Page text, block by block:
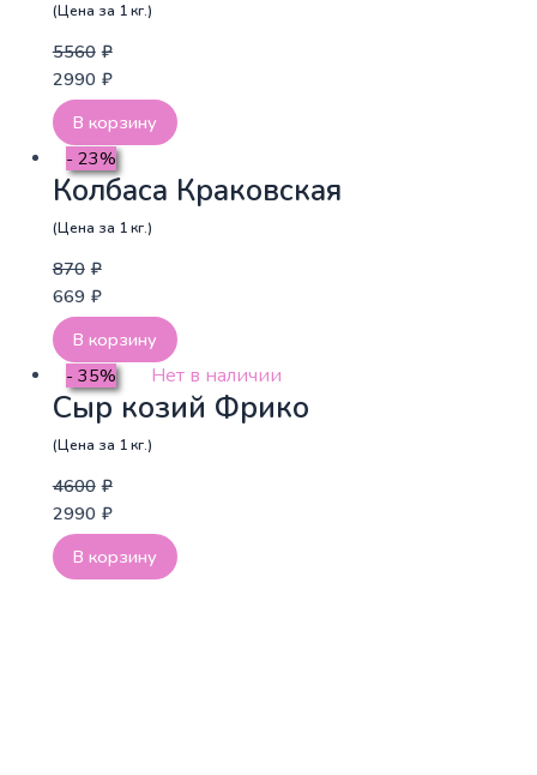
(Цена за 1 кг.)
5560 ₽
2990 ₽
В корзину
- 23%
Колбаса Краковская
(Цена за 1 кг.)
870 ₽
669 ₽
В корзину
- 35%
Нет в наличии
Сыр козий Фрико
(Цена за 1 кг.)
4600 ₽
2990 ₽
В корзину